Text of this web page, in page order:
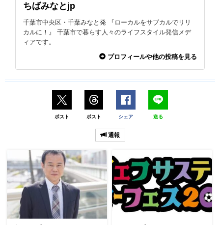
ちばみなとjp
千葉市中央区・千葉みなと発 『ローカルをサブカルでリリ
カルに！』 千葉市で暮らす人々のライフスタイル発信メデ
ィアです。
プロフィールや他の投稿を見る
ポスト ポスト シェア 送る
通報